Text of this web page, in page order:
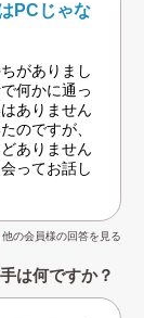
PCじゃな
がありまし
何かに通っ
ありません
のですが、
ありません
ってお話し
他の会員様の回答を見る
は何ですか？